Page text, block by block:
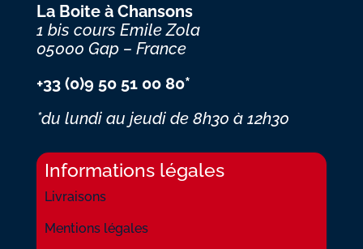
La Boite à Chansons
1 bis cours Emile Zola
05000 Gap – France
+33 (0)9 50 51 00 80*
*du lundi au jeudi de 8h30 à 12h30
Informations légales
Livraisons
Mentions légales